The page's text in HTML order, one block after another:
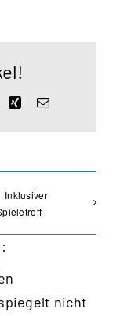
XingE-
Inklusiver
nicht